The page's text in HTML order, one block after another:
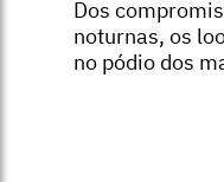
Dos
noturnas, os
no pódio dos